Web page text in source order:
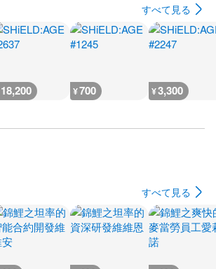
すべて見る
18,200 ¥700 ¥3,300
すべて見る